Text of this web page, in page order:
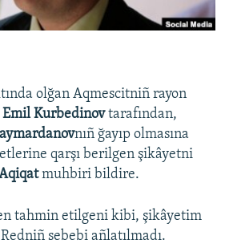
olğan Aqmescitniñ rayon
Emil Kurbedinovtarafından,
nıñ ğayıp olmasına
qarşı berilgen şikâyetni
muhbiri bildire.
tahmin etilgeni kibi, şikâyetim
sebebi añlatılmadı.